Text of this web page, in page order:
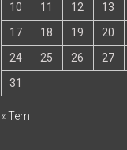
10
11 12 13
17
18 19 20
24
25 26 27
31
« Tem